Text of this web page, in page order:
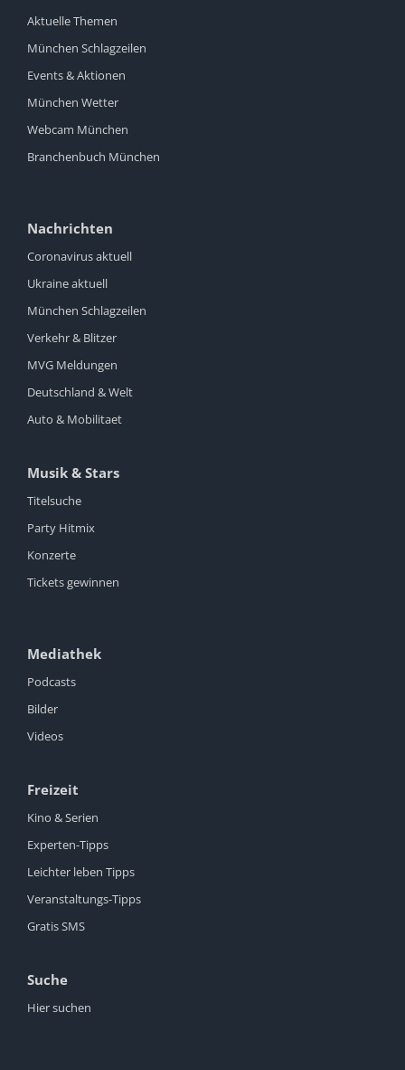
Aktuelle Themen
München Schlagzeilen
Events & Aktionen
München Wetter
Webcam München
Branchenbuch München
Nachrichten
Coronavirus aktuell
Ukraine aktuell
München Schlagzeilen
Verkehr & Blitzer
MVG Meldungen
Deutschland & Welt
Auto & Mobilitaet
Musik & Stars
Titelsuche
Party Hitmix
Konzerte
Tickets gewinnen
Mediathek
Podcasts
Bilder
Videos
Freizeit
Kino & Serien
Experten-Tipps
Leichter leben Tipps
Veranstaltungs-Tipps
Gratis SMS
Suche
Hier suchen